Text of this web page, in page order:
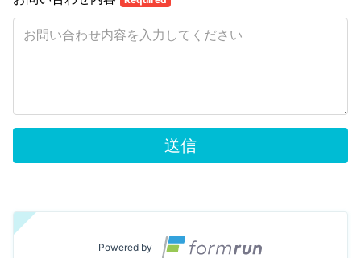
送信
Powered by